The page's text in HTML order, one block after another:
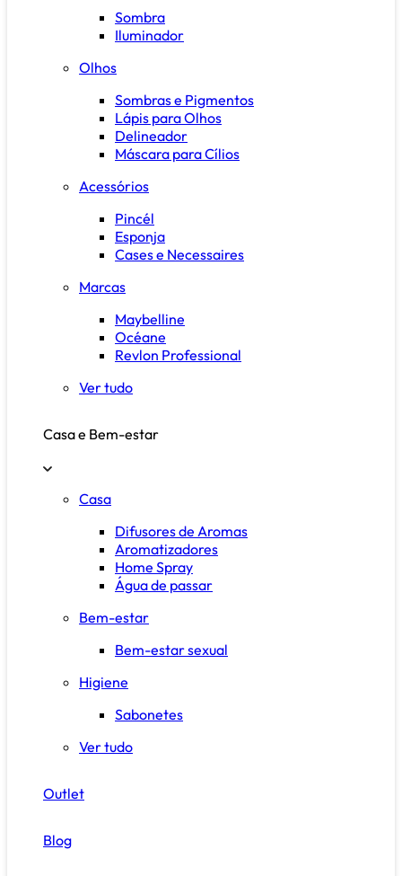
Sombra
Iluminador
Olhos
Sombras e Pigmentos
Lápis para Olhos
Delineador
Máscara para Cílios
Acessórios
Pincél
Esponja
Cases e Necessaires
Marcas
Maybelline
Océane
Revlon Professional
Ver tudo
Casa e Bem-estar
Casa
Difusores de Aromas
Aromatizadores
Home Spray
Água de passar
Bem-estar
Bem-estar sexual
Higiene
Sabonetes
Ver tudo
Outlet
Blog